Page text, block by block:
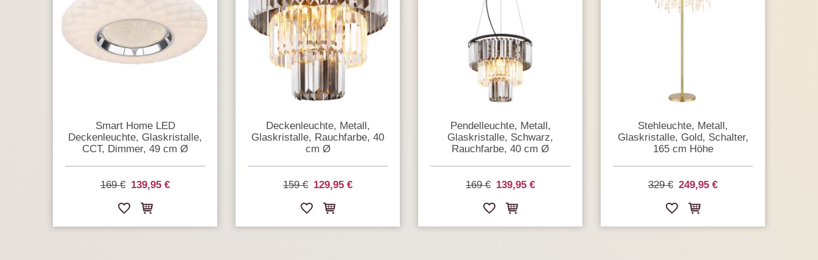
Smart Home LED
Deckenleuchte, Glaskristalle,
CCT, Dimmer, 49 cm Ø
169 € 139,95 €
Deckenleuchte, Metall,
Glaskristalle, Rauchfarbe, 40
cm Ø
159 € 129,95 €
Pendelleuchte, Metall,
Glaskristalle, Schwarz,
Rauchfarbe, 40 cm Ø
169 € 139,95 €
Stehleuchte, Metall,
Glaskristalle, Gold, Schalter,
165 cm Höhe
329 € 249,95 €